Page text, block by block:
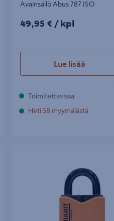
Avainsäilö Abus 787 ISO
49,95€/kpl
49,95 € / kpl
Lue lisää
Toimitettavissa
Heti 58 myymälästä